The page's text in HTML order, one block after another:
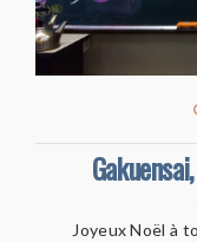
Joyeux Noël à